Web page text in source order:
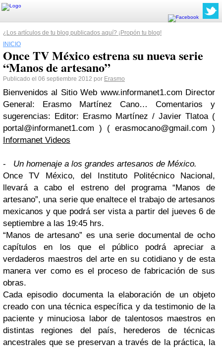
¿Los artículos de tu blog publicados aquí? ¡Propón tu blog!
INICIO
Once TV México estrena su nueva serie
“Manos de artesano”
Publicado el 06 septiembre 2012 por Erasmo
Bienvenidos al Sitio Web www.informanet1.com Director
General: Erasmo Martínez Cano… Comentarios y
sugerencias: Editor: Erasmo Martínez / Javier Tlatoa (
portal@informanet1.com ) ( erasmocano@gmail.com )
Informanet Videos
-
Un homenaje a los grandes artesanos de México.
Once TV México, del Instituto Politécnico Nacional,
llevará a cabo el estreno del programa “Manos de
artesano”, una serie que enaltece el trabajo de artesanos
mexicanos y que podrá ser vista a partir del jueves 6 de
septiembre a las 19:45 hrs.
“Manos de artesano” es una serie documental de ocho
capítulos en los que el público podrá apreciar a
verdaderos maestros del arte en su cotidiano y de esta
manera ver como es el proceso de fabricación de sus
obras.
Cada episodio documenta la elaboración de un objeto
creado con una técnica específica y da testimonio de la
paciente y minuciosa labor de talentosos maestros en
distintas regiones del país, herederos de técnicas
ancestrales que se preservan a través de la práctica, la